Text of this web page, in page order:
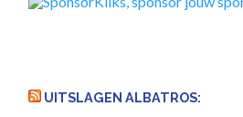
UITSLAGEN ALBATROS: